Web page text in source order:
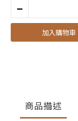
加入購物車
商品描述